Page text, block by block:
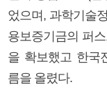
었으며, 과학기술
용보증기금의 퍼
을 확보했고 한국
름을 올렸다.